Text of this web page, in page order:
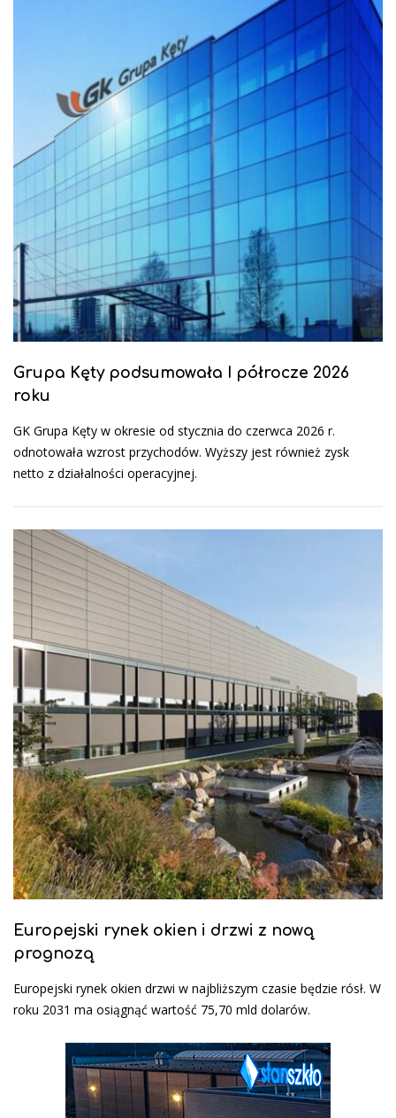
Grupa Kęty podsumowała I półrocze 2026
roku
GK Grupa Kęty w okresie od stycznia do czerwca 2026 r.
odnotowała wzrost przychodów. Wyższy jest również zysk
netto z działalności operacyjnej.
Europejski rynek okien i drzwi z nową
prognozą
Europejski rynek okien drzwi w najbliższym czasie będzie rósł. W
roku 2031 ma osiągnąć wartość 75,70 mld dolarów.